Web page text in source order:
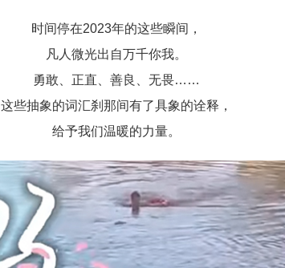
时间停在2023年的这些瞬间，
凡人微光出自万千你我。
勇敢、正直、善良、无畏……
这些抽象的词汇刹那间有了具象的诠释，
给予我们温暖的力量。